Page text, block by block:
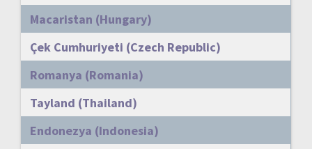
Macaristan (Hungary)
Çek Cumhuriyeti (Czech Republic)
Romanya (Romania)
Tayland (Thailand)
Endonezya (Indonesia)